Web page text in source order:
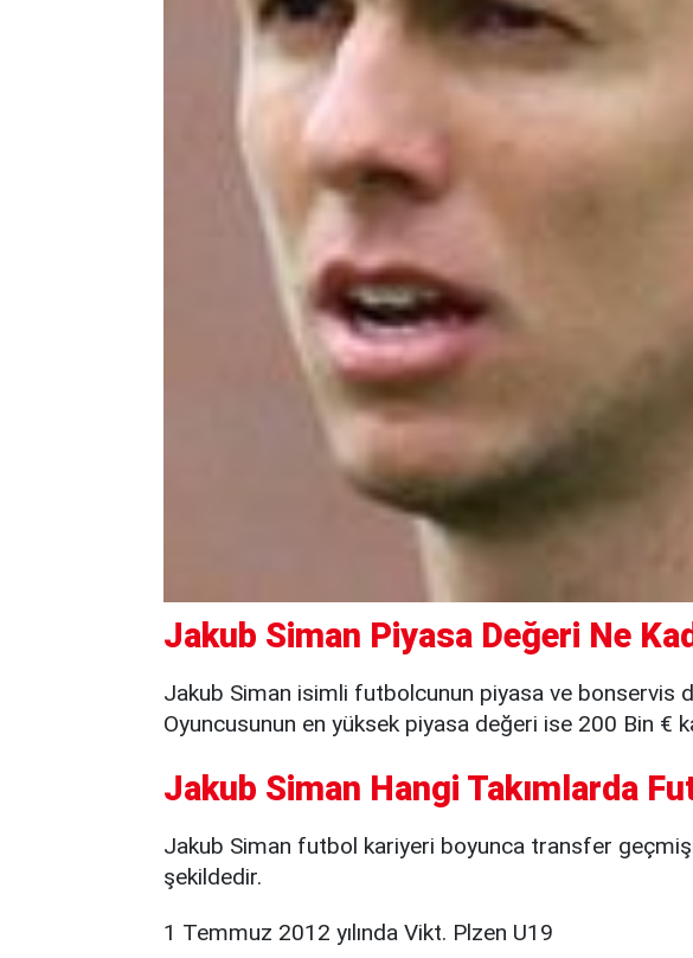
Jakub Siman Piyasa Değeri Ne
Jakub Siman isimli futbolcunun piyasa ve bonservis
Oyuncusunun en yüksek piyasa değeri ise 200 Bin €
Jakub Siman Hangi Takımlarda
Jakub Siman futbol kariyeri boyunca transfer
şekildedir.
1 Temmuz 2012 yılında Vikt. Plzen U19